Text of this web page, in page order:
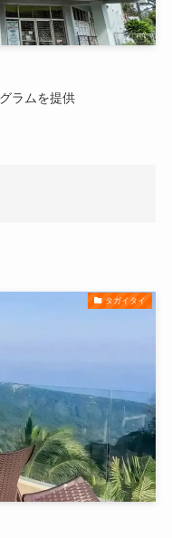
ラムを提供
タガイタイ